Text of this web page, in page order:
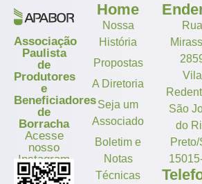
Associação
Paulista
de
Produtores
e
Beneficiadores
de
Borracha
Acesse
nosso
Instagram
Home
Nossa
História
Propostas
A Diretoria
Seja um
Associado
Boletim e
Notas
Técnicas
Rua
Vila
São
do
Preto/